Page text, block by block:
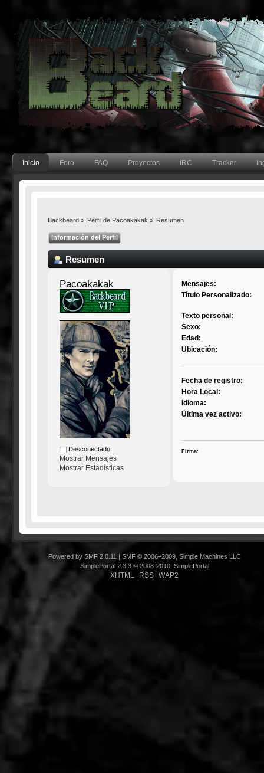
Inicio Foro FAQ Proyectos IRC Tracker
Backbeard» Perfil de Pacoakakak» Resumen
Información del Perfil
Resumen
Pacoakakak
Desconectado
Mostrar Mensajes
Mostrar Estadísticas
Mensajes:
Título Personalizado:
Texto personal:
Sexo:
Edad:
Ubicación:
Fecha de registro:
Hora Local:
Idioma:
Última vez activo:
Firma:
Powered by SMF 2.0.11
SMF © 2006–2009, Simple Machines LLC
SimplePortal 2.3.3 © 2008-2010, SimplePortal
XHTML RSS WAP2